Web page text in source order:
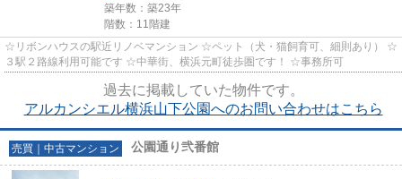
築年数：築23年
階数：11階建
☆リボンハウスの駅近リノベマンション ☆ペット（犬・猫飼育可、細則あり） ☆
３駅２路線利用可能です ☆中華街、横浜元町徒歩圏です！ ☆事務所可
過去に掲載していた物件です。
アルカンシエル横浜山下公園へのお問い合わせはこちら
売買｜中古マンション 公園通り弐番館